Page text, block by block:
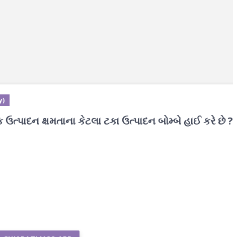
ઉત્પાદન ક્ષમતાના કેટલા ટકા ઉત્પાદન બોમ્બે હાઈ કરે છે ?